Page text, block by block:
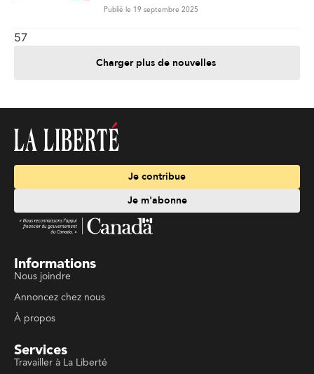
Publié le 19 septembre 2025
57
Charger plus de nouvelles
Je contribue
Je m'abonne
Informations
Nous joindre
Annoncez chez nous
À propos
Services
Travailler à La Liberté